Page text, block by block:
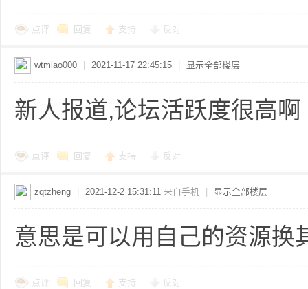
点评 回复 支持 反对
wtmiao000 2021-11-17 22:45:15 显示全部楼层
新人报道,论坛活跃度很高啊
点评 回复 支持 反对
zqtzheng 2021-12-2 15:31:11 来自手机 显示全部楼层
意思是可以用自己的资源换
点评 回复 支持 反对